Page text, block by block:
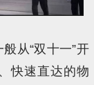
从“双十一”开
快速直达的物